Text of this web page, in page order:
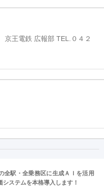
京王電鉄 広報部 TEL.０４２
全駅・全乗務区に生成ＡＩを活用
システムを本格導入します！